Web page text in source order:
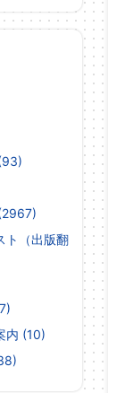
ト（出版翻
内 (10)